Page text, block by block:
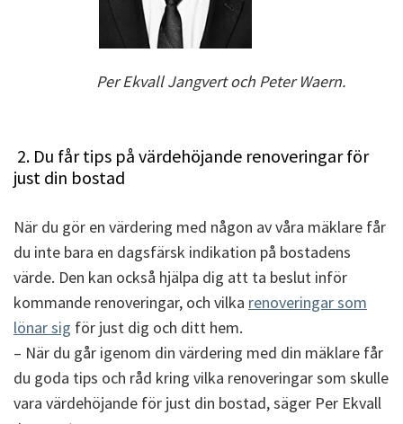
Per Ekvall Jangvert och Peter Waern.
2. Du får tips på värdehöjande renoveringar för
just din bostad
När du gör en värdering med någon av våra mäklare får
du inte bara en dagsfärsk indikation på bostadens
värde. Den kan också hjälpa dig att ta beslut inför
kommande renoveringar, och vilka renoveringar som
lönar sig för just dig och ditt hem.
– När du går igenom din värdering med din mäklare får
du goda tips och råd kring vilka renoveringar som skulle
vara värdehöjande för just din bostad, säger Per Ekvall